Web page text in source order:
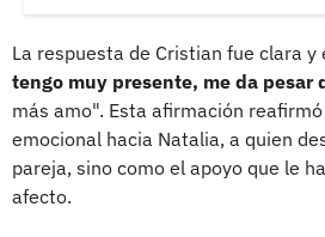
La respuesta de Cristian fue clara y
tengo muy presente, me da pesar
más amo". Esta afirmación
emocional hacia Natalia, a quien
pareja, sino como el apoyo que le
afecto.